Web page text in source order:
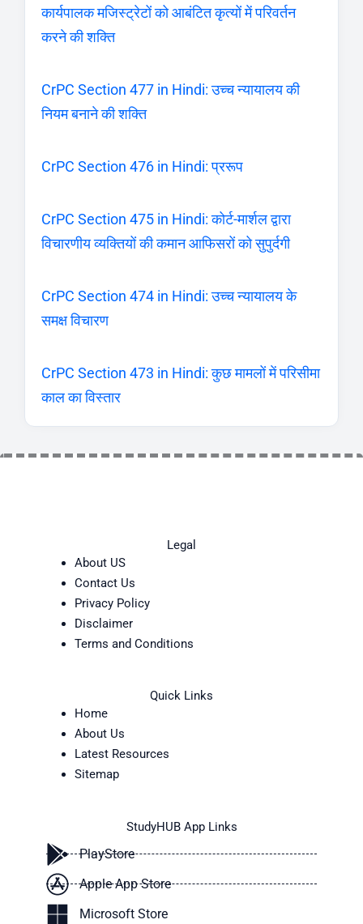
कार्यपालक मजिस्ट्रेटों को आबंटित कृत्यों में परिवर्तन
करने की शक्ति
CrPC Section 477 in Hindi: उच्च न्यायालय की
नियम बनाने की शक्ति
CrPC Section 476 in Hindi: प्ररूप
CrPC Section 475 in Hindi: कोर्ट-मार्शल द्वारा
विचारणीय व्यक्तियों की कमान आफिसरों को सुपुर्दगी
CrPC Section 474 in Hindi: उच्च न्यायालय के
समक्ष विचारण
CrPC Section 473 in Hindi: कुछ मामलों में परिसीमा
काल का विस्तार
Legal
About US
Contact Us
Privacy Policy
Disclaimer
Terms and Conditions
Quick Links
Home
About Us
Latest Resources
Sitemap
StudyHUB App Links
PlayStore
Apple App Store
Microsoft Store